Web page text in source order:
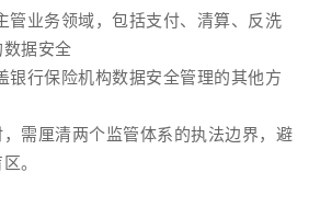
管业务领域，包括支付、清算、反洗
据安全
银行保险机构数据安全管理的其他方
需厘清两个监管体系的执法边界，避
。